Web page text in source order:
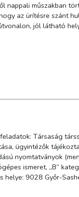
nappali műszakban
az ürítésre szánt
jól látható
ügyintézők
nyomtatványok
ismeret, „B”
Külső-